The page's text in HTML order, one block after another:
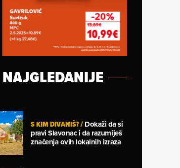
NAJGLEDANIJE
S KIM DIVANIŠ?/Dokaži da si
pravi Slavonac i da razumiješ
značenja ovih lokalnih izraza